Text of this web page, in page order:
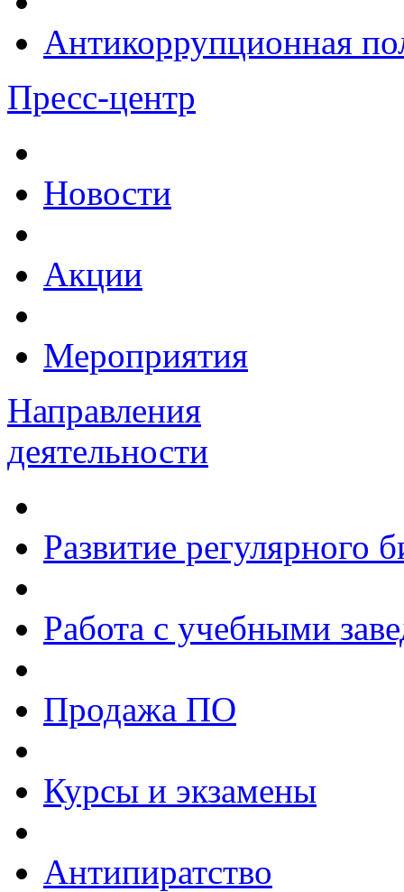
Антикоррупционная
Пресс-центр
Новости
Акции
Мероприятия
Направления
деятельности
Развитие регулярного
Работа с учебными
Продажа ПО
Курсы и экзамены
Антипиратство